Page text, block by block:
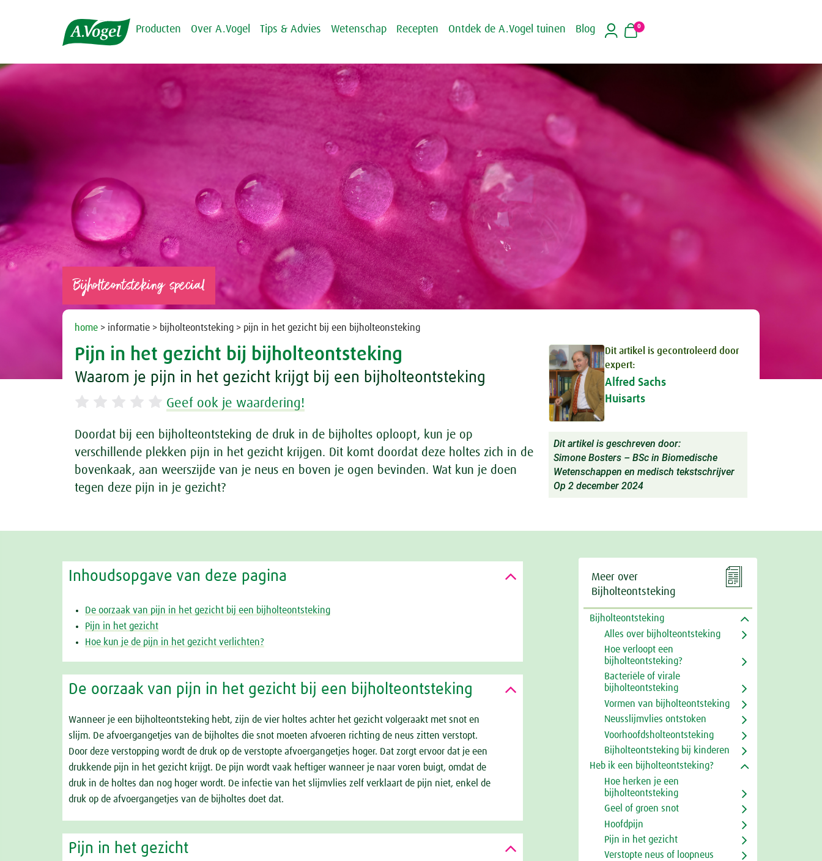
Producten Over A.Vogel Tips & Advies Wetenschap Recepten Ontdek de A.Vogel tuinen Blog 0
Bijholteontsteking special
home > informatie > bijholteontsteking > pijn in het gezicht bij een bijholteonsteking
Pijn in het gezicht bij bijholteontsteking
Waarom je pijn in het gezicht krijgt bij een bijholteontsteking
Geef ook je waardering!
Doordat bij een bijholteontsteking de druk in de bijholtes oploopt, kun je op
verschillende plekken pijn in het gezicht krijgen. Dit komt doordat deze holtes zich in de
bovenkaak, aan weerszijde van je neus en boven je ogen bevinden. Wat kun je doen
tegen deze pijn in je gezicht?
Dit artikel is gecontroleerd door
expert:
Alfred Sachs
Huisarts
Dit artikel is geschreven door:
Simone Bosters – BSc in Biomedische
Wetenschappen en medisch tekstschrijver
Op 2 december 2024
Inhoudsopgave van deze pagina
De oorzaak van pijn in het gezicht bij een bijholteontsteking
Pijn in het gezicht
Hoe kun je de pijn in het gezicht verlichten?
De oorzaak van pijn in het gezicht bij een bijholteontsteking
Wanneer je een bijholteontsteking hebt, zijn de vier holtes achter het gezicht volgeraakt met snot en
slijm. De afvoergangetjes van de bijholtes die snot moeten afvoeren richting de neus zitten verstopt.
Door deze verstopping wordt de druk op de verstopte afvoergangetjes hoger. Dat zorgt ervoor dat je een
drukkende pijn in het gezicht krijgt. De pijn wordt vaak heftiger wanneer je naar voren buigt, omdat de
druk in de holtes dan nog hoger wordt. De infectie van het slijmvlies zelf verklaart de pijn niet, enkel de
druk op de afvoergangetjes van de bijholtes doet dat.
Pijn in het gezicht

Meer over
Bijholteontsteking
Bijholteontsteking
Alles over bijholteontsteking
Hoe verloopt een
bijholteontsteking?
Bacteriële of virale
bijholteontsteking
Vormen van bijholteontsteking
Neusslijmvlies ontstoken
Voorhoofdsholteontsteking
Bijholteontsteking bij kinderen
Heb ik een bijholteontsteking?
Hoe herken je een
bijholteontsteking
Geel of groen snot
Hoofdpijn
Pijn in het gezicht
Verstopte neus of loopneus